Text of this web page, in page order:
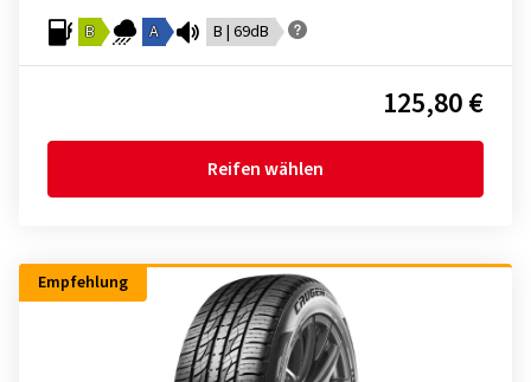
B A B | 69dB
125,80 €
Reifen wählen
Empfehlung